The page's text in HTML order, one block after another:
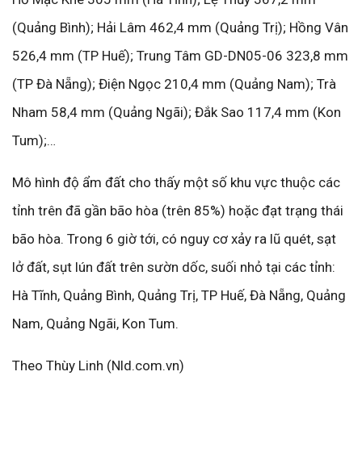
(Quảng Bình); Hải Lâm 462,4 mm (Quảng Trị); Hồng Vân
526,4 mm (TP Huế); Trung Tâm GD-DN05-06 323,8 mm
(TP Đà Nẵng); Điện Ngọc 210,4 mm (Quảng Nam); Trà
Nham 58,4 mm (Quảng Ngãi); Đắk Sao 117,4 mm (Kon
Tum);…
Mô hình độ ẩm đất cho thấy một số khu vực thuộc các
tỉnh trên đã gần bão hòa (trên 85%) hoặc đạt trạng thái
bão hòa. Trong 6 giờ tới, có nguy cơ xảy ra lũ quét, sạt
lở đất, sụt lún đất trên sườn dốc, suối nhỏ tại các tỉnh:
Hà Tĩnh, Quảng Bình, Quảng Trị, TP Huế, Đà Nẵng, Quảng
Nam, Quảng Ngãi, Kon Tum.
Theo Thùy Linh (Nld.com.vn)